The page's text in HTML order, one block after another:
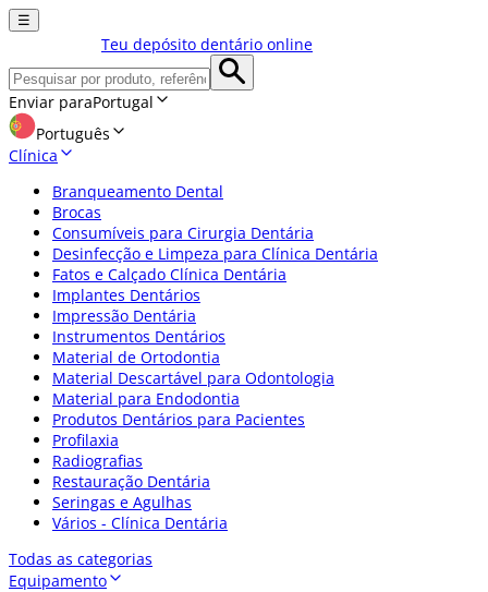
☰
Teu depósito dentário online
Enviar paraPortugal
Português
Clínica
Branqueamento Dental
Brocas
Consumíveis para Cirurgia Dentária
Desinfecção e Limpeza para Clínica Dentária
Fatos e Calçado Clínica Dentária
Implantes Dentários
Impressão Dentária
Instrumentos Dentários
Material de Ortodontia
Material Descartável para Odontologia
Material para Endodontia
Produtos Dentários para Pacientes
Profilaxia
Radiografias
Restauração Dentária
Seringas e Agulhas
Vários - Clínica Dentária
Todas as categorias
Equipamento